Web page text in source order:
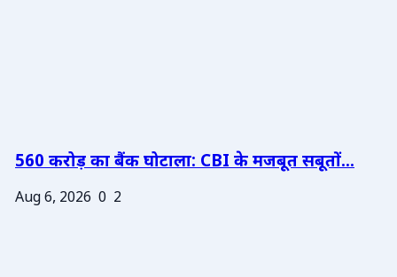
560 करोड़ का बैंक घोटाला: CBI के मजबूत सबूतों...
Aug 6, 2026 0 2